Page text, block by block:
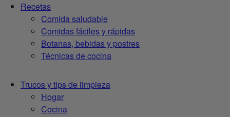
Recetas
Comida saludable
Comidas fáciles y rápidas
Botanas, bebidas y postres
Técnicas de cocina
Trucos y tips de limpieza
Hogar
Cocina